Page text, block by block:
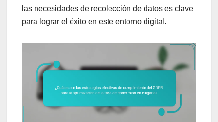
las necesidades de recolección de datos es clave
para lograr el éxito en este entorno digital.